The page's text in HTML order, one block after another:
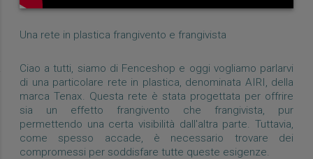
Una rete in plastica frangivento e frangivista
Ciao a tutti, siamo di Fenceshop e oggi vogliamo parlarvi
di una particolare rete in plastica, denominata AIRI, della
marca Tenax. Questa rete è stata progettata per offrire
sia un effetto frangivento che frangivista, pur
permettendo una certa visibilità dall'altra parte. Tuttavia,
come spesso accade, è necessario trovare dei
compromessi per soddisfare tutte queste esigenze.